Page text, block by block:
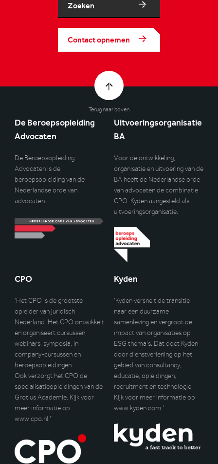
Zoeken
Contact opnemen
Terug naar boven
De Beroepsopleiding
Advocaten
De Beroepsopleiding
Advocaten is de
beroepsopleiding van de
Nederlandse orde van
advocaten.
Uitvoeringsorganisatie
BA
Voor de ontwikkeling,
organisatie en uitvoering van de
BA heeft de Nederlandse orde
van advocaten de combinatie
CPO-Kyden aangesteld als
uitvoeringsorganisatie.
CPO
‘Het CPO is de grootste
opleider van juridisch
Nederland. Het CPO ontwikkelt
en organiseert cursussen,
webinars, symposia, in
company-cursussen en
beroepsopleidingen.
Ook verzorgt het CPO de
specialisatieopleidingen van de
Grotius Academie. Kijk voor
meer informatie op
www.cpo.nl.’
Kyden
‘Kyden versnelt de transitie
naar een duurzame
samenleving en vergroot de
impact van organisaties op
ESG thema’s. Dat doet Kyden
door dienstverlening op het
gebied van consultancy,
educatie, opleidingen,
recruitment en technologie.
Kijk voor meer informatie op
www.kyden.com.’